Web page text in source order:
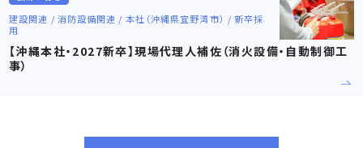
建設関連 / 消防設備関連 / 本社（沖縄県宜野湾市） / 新卒採
用
【沖縄本社・2027新卒】現場代理人補佐（消火設備・自動制御工
事）